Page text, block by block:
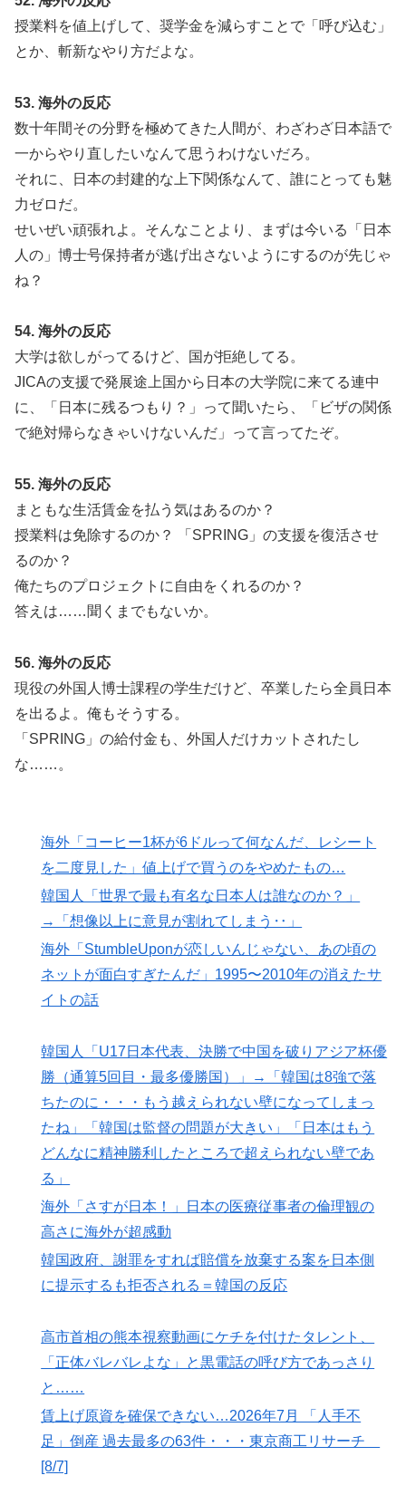
授業料を値上げして、奨学金を減らすことで「呼び込む」
とか、斬新なやり方だよな。
53. 海外の反応
数十年間その分野を極めてきた人間が、わざわざ日本語で
一からやり直したいなんて思うわけないだろ。
それに、日本の封建的な上下関係なんて、誰にとっても魅
力ゼロだ。
せいぜい頑張れよ。そんなことより、まずは今いる「日本
人の」博士号保持者が逃げ出さないようにするのが先じゃ
ね？
54. 海外の反応
大学は欲しがってるけど、国が拒絶してる。
JICAの支援で発展途上国から日本の大学院に来てる連中
に、「日本に残るつもり？」って聞いたら、「ビザの関係
で絶対帰らなきゃいけないんだ」って言ってたぞ。
55. 海外の反応
まともな生活賃金を払う気はあるのか？
授業料は免除するのか？ 「SPRING」の支援を復活させ
るのか？
俺たちのプロジェクトに自由をくれるのか？
答えは……聞くまでもないか。
56. 海外の反応
現役の外国人博士課程の学生だけど、卒業したら全員日本
を出るよ。俺もそうする。
「SPRING」の給付金も、外国人だけカットされたし
な……。
海外「コーヒー1杯が6ドルって何なんだ、レシート
を二度見した」値上げで買うのをやめたもの…
韓国人「世界で最も有名な日本人は誰なのか？」
→「想像以上に意見が割れてしまう‥」
海外「StumbleUponが恋しいんじゃない、あの頃の
ネットが面白すぎたんだ」1995〜2010年の消えたサ
イトの話
韓国人「U17日本代表、決勝で中国を破りアジア杯優
勝（通算5回目・最多優勝国）」→「韓国は8強で落
ちたのに・・・もう越えられない壁になってしまっ
たね」「韓国は監督の問題が大きい」「日本はもう
どんなに精神勝利したところで超えられない壁であ
る」
海外「さすが日本！」日本の医療従事者の倫理観の
高さに海外が超感動
韓国政府、謝罪をすれば賠償を放棄する案を日本側
に提示するも拒否される＝韓国の反応
高市首相の熊本視察動画にケチを付けたタレント、
「正体バレバレよな」と黒電話の呼び方であっさり
と……
賃上げ原資を確保できない…2026年7月 「人手不
足」倒産 過去最多の63件・・・東京商工リサーチ
[8/7]